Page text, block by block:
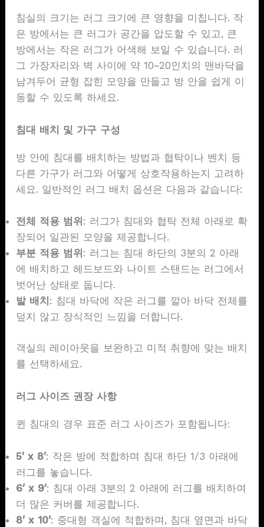
침실의 크기는 러그 크기에 큰 영향을 미칩니다. 작
은 방에서는 큰 러그가 공간을 압도할 수 있고, 큰
방에서는 작은 러그가 어색해 보일 수 있습니다. 러
그 가장자리와 벽 사이에 약 10~20인치의 맨바닥을
남겨두어 균형 잡힌 모양을 만들고 방 안을 쉽게 이
동할 수 있도록 하세요.
침대 배치 및 가구 구성
방 안에 침대를 배치하는 방법과 협탁이나 벤치 등
다른 가구가 러그와 어떻게 상호작용하는지 고려하
세요. 일반적인 러그 배치 옵션은 다음과 같습니다:
전체 적용 범위 : 러그가 침대와 협탁 전체 아래로 확
장되어 일관된 모양을 제공합니다.
부분 적용 범위 : 러그는 침대 하단의 3분의 2 아래
에 배치하고 헤드보드와 나이트 스탠드는 러그에서
벗어난 상태로 둡니다.
발 배치 : 침대 바닥에 작은 러그를 깔아 바닥 전체를
덮지 않고 장식적인 느낌을 더합니다.
객실의 레이아웃을 보완하고 미적 취향에 맞는 배치
를 선택하세요.
러그 사이즈 권장 사항
퀸 침대의 경우 표준 러그 사이즈가 포함됩니다:
5′ x 8′: 작은 방에 적합하며 침대 하단 1/3 아래에
러그를 놓습니다.
6′ x 9′: 침대 아래 3분의 2 아래에 러그를 배치하여
더 많은 커버를 제공합니다.
8′ x 10′: 중대형 객실에 적합하며, 침대 옆면과 바닥